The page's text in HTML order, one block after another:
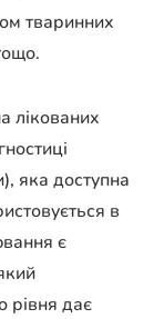
тваринних
лікованих
яка доступна
в
є
рівня дає